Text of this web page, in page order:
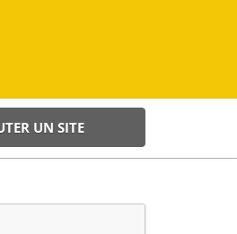
UN SITE